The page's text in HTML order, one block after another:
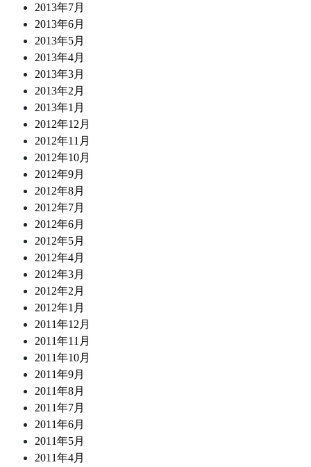
2013年7月
2013年6月
2013年5月
2013年4月
2013年3月
2013年2月
2013年1月
2012年12月
2012年11月
2012年10月
2012年9月
2012年8月
2012年7月
2012年6月
2012年5月
2012年4月
2012年3月
2012年2月
2012年1月
2011年12月
2011年11月
2011年10月
2011年9月
2011年8月
2011年7月
2011年6月
2011年5月
2011年4月